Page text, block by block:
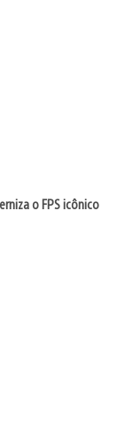
o FPS icônico